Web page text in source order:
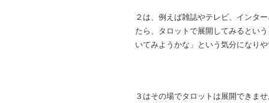
２は、例えば雑誌やテレビ、インタ
たら、タロットで展開してみるとい
いてみようかな」という気分になり
３はその場でタロットは展開できま